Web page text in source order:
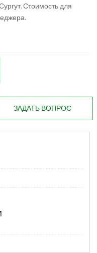
Стоимость для
ЗАДАТЬ ВОПРОС